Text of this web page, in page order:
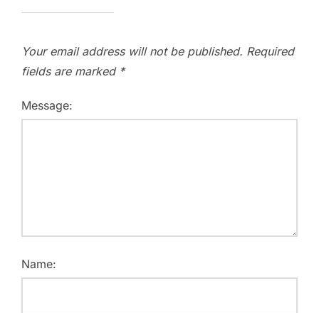
Your email address will not be published. Required
fields are marked *
Message:
Name: